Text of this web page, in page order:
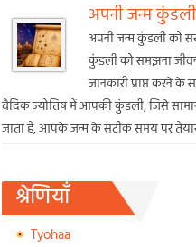
अपनी जन्म
अपनी जन्म कुंडली को
कुंडली को समझना
जानकारी प्राप्त करने
वैदिक ज्योतिष में आपकी कुंडली, जिसे
जाता है, आपके जन्म के सटीक समय पर
श्रेणियाँ
Tyohaa